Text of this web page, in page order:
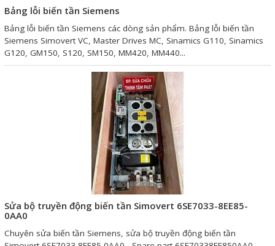
Bảng lỗi biến tần Siemens
Bảng lỗi biến tần Siemens các dòng sản phẩm. Bảng lỗi biến tần
Siemens Simovert VC, Master Drives MC, Sinamics G110, Sinamics
G120, GM150, S120, SM150, MM420, MM440...
Sửa bộ truyền động biến tần Simovert 6SE7033-8EE85-
0AA0
Chuyên sửa biến tần Siemens, sửa bộ truyền động biến tần